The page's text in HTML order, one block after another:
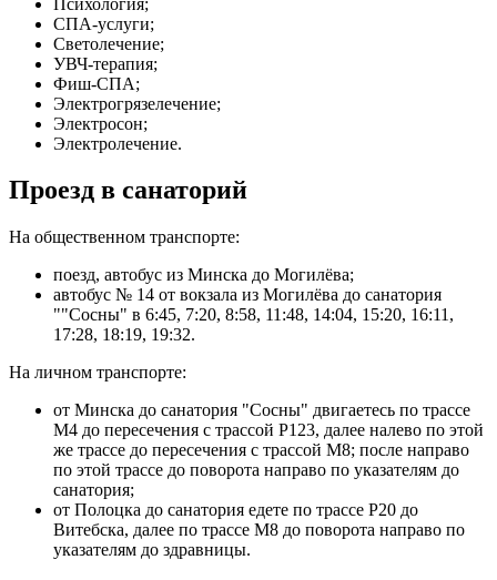
СПА-услуги;
Светолечение;
УВЧ-терапия;
Фиш-СПА;
Электрогрязелечение;
Электросон;
Электролечение.
Проезд в санаторий
На общественном транспорте:
поезд, автобус из Минска до Могилёва;
автобус № 14 от вокзала из Могилёва до санатория
""Сосны" в 6:45, 7:20, 8:58, 11:48, 14:04, 15:20, 16:11,
17:28, 18:19, 19:32.
На личном транспорте:
от Минска до санатория "Сосны" двигаетесь по трассе
М4 до пересечения с трассой Р123, далее налево по этой
же трассе до пересечения с трассой М8; после направо
по этой трассе до поворота направо по указателям до
санатория;
от Полоцка до санатория едете по трассе Р20 до
Витебска, далее по трассе М8 до поворота направо по
указателям до здравницы.